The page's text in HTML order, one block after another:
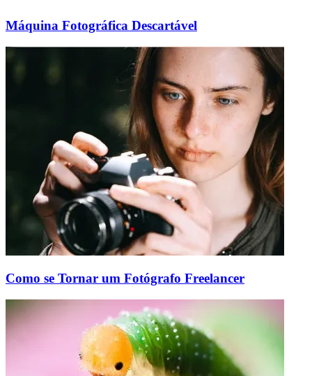
Máquina Fotográfica Descartável
Como se Tornar um Fotógrafo Freelancer